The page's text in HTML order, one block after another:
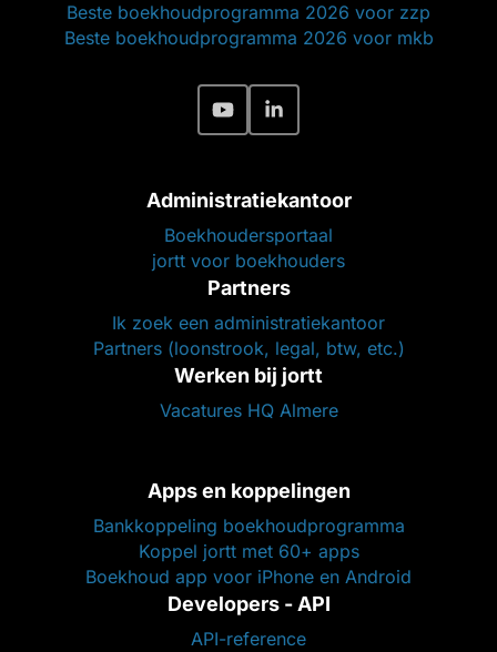
Beste boekhoudprogramma 2026 voor zzp
Beste boekhoudprogramma 2026 voor mkb
Administratiekantoor
Boekhoudersportaal
jortt voor boekhouders
Partners
Ik zoek een administratiekantoor
Partners (loonstrook, legal, btw, etc.)
Werken bij jortt
Vacatures HQ Almere
Apps en koppelingen
Bankkoppeling boekhoudprogramma
Koppel jortt met 60+ apps
Boekhoud app voor iPhone en Android
Developers - API
API-reference